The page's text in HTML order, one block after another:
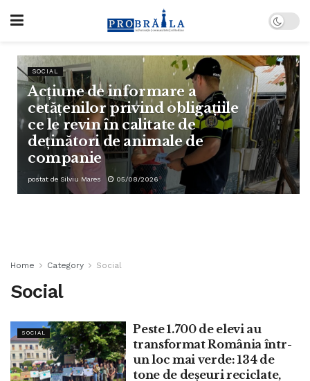
SOCIAL
Acțiune de informare a
cetățenilor privind obligațiile
ce le revin în calitate de
deținători de animale de
companie
postat de Silviu Mares 05/08/2026
Home Category Social
Social
SOCIAL
Peste 1.700 de elevi au
transformat România într-
un loc mai verde: 134 de
tone de deșeuri reciclate,